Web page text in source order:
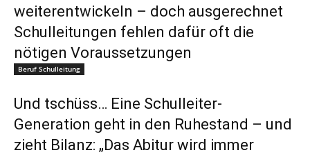
weiterentwickeln – doch ausgerechnet
Schulleitungen fehlen dafür oft die
nötigen Voraussetzungen
Beruf Schulleitung
Und tschüss… Eine Schulleiter-
Generation geht in den Ruhestand – und
zieht Bilanz: „Das Abitur wird immer